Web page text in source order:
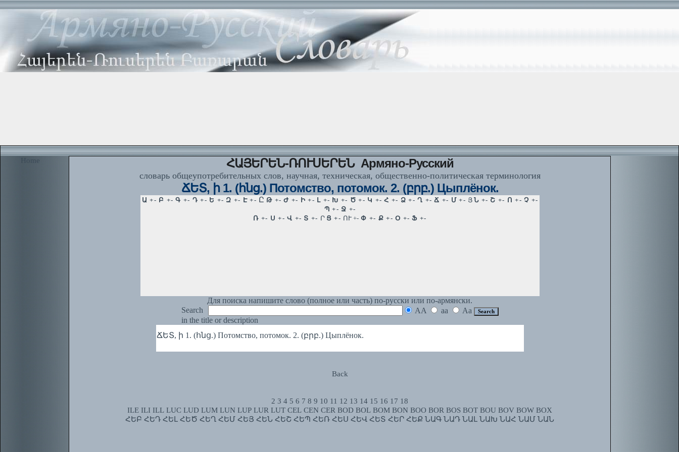
Home ՀԱՅԵՐԵՆ-ՌՈՒՍԵՐԵՆ Армяно-Русский
словарь общеупотребительных слов, научная, техническая, общественно-политическая терминология
ՃԵՏ, ի 1. (հնց.) Потомство, потомок. 2. (բրբ.) Цыплёнок.
Для поиска напишите слово (полное или часть) по-русски или по-армянски.
Search
AA aa
Aa
in the title or description
ՃԵՏ, ի 1. (հնց.) Потомство, потомок. 2. (բրբ.) Цыплёнок.
Back
2 3 4 5 6 7 8 9 10 11 12 13 14 15 16 17 18
ILE ILI ILL LUC LUD LUM LUN LUP LUR LUT CEL CEN CER BOD BOL BOM BON BOO BOR BOS BOT BOU BOV BOW BOX
ՀԵԲ ՀԵԴ ՀԵԼ ՀԵԾ ՀԵՂ ՀԵՄ ՀԵՅ ՀԵՆ ՀԵՇ ՀԵՊ ՀԵՌ ՀԵՍ ՀԵՎ ՀԵՏ ՀԵՐ ՀԵՔ ՆԱԳ ՆԱԴ ՆԱԼ ՆԱԽ ՆԱՀ ՆԱՄ ՆԱՆ